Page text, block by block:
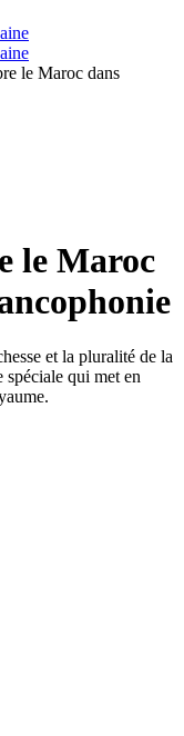
le Maroc dans
le Maroc
et la pluralité de la
spéciale qui met en